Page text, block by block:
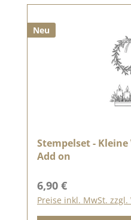
Neu
Stempelset -
Add on
Regulärer Preis:
6,90 €
Preise inkl. MwSt.